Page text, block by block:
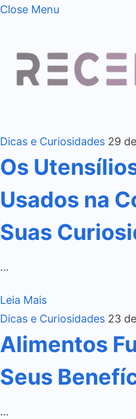
Close Menu
Dicas e Curiosidades 29
Os
Usados na
Suas
…
Leia Mais
Dicas e Curiosidades 23
Alimentos
Seus
…